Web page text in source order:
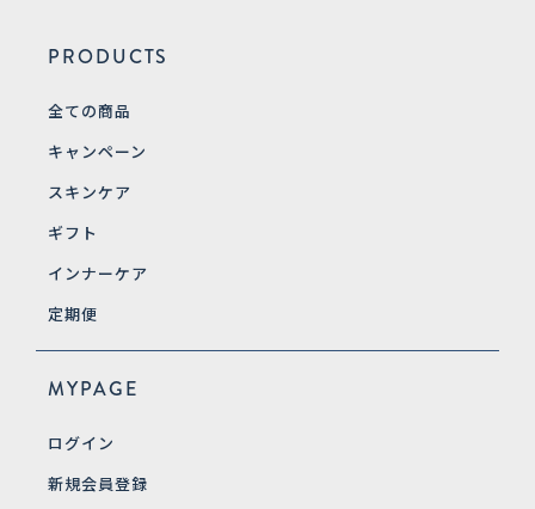
PRODUCTS
全ての商品
キャンペーン
スキンケア
ギフト
インナーケア
定期便
MYPAGE
ログイン
新規会員登録